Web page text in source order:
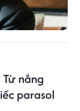
nắng
parasol